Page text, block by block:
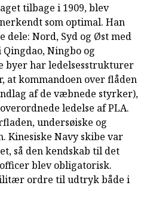
tilbage i 1909, blev
som optimal. Han
dele: Nord, Syd og Øst med
Ningbo og
byer har ledelsesstrukturer
at kommandoen over flåden
af de væbnede styrker),
ledelse af PLA.
undersøiske og
Kinesiske Navy skibe var
så den kendskab til det
blev obligatorisk.
ordre til udtryk både i